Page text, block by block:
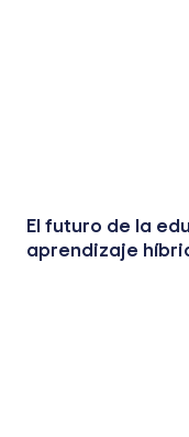
El futuro de la
aprendizaje